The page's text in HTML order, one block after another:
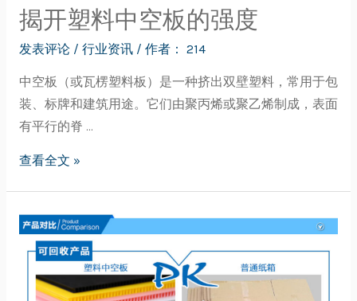
揭开塑料中空板的强度
发表评论 / 行业资讯/ 作者： 214
中空板（或瓦楞塑料板）是一种挤出双壁塑料，常用于包
装、标牌和建筑用途。它们由聚丙烯或聚乙烯制成，表面
有平行的脊 …
查看全文 »